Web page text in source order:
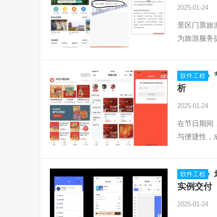
2025-01-24
景区门票旅
为旅游服务
软件工程
析
2025-01-24
在节日期间
与便捷性，
软件工程
实例交付
2025-01-24